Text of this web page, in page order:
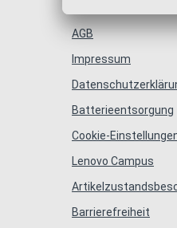
AGB
Impressum
Batterieentsorgung
Cookie-
Lenovo Campus
Barrierefreiheit